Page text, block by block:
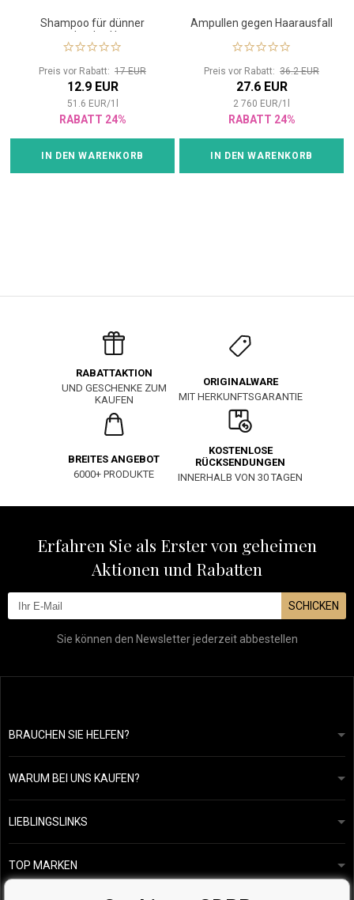
Shampoo für dünner
werdendes Haar
Preis vor Rabatt: 17 EUR
12.9 EUR
51.6 EUR/1
RABATT 24%
IN DEN WARENKORB
Ampullen gegen Haarausfall
Preis vor Rabatt: 36.2 EUR
27.6 EUR
2 760 EUR/1
RABATT 24%
IN DEN WARENKORB
RABATTAKTION
UND GESCHENKE ZUM
KAUFEN
ORIGINALWARE
MIT HERKUNFTSGARANTIE
BREITES ANGEBOT
6000+ PRODUKTE
KOSTENLOSE
RÜCKSENDUNGEN
INNERHALB VON 30 TAGEN
Erfahren Sie als Erster von geheimen
Aktionen und Rabatten
SCHICKEN
Sie können den Newsletter jederzeit abbestellen
BRAUCHEN SIE HELFEN?
info@mapeja.de
Wir werden innerhalb von 24 Stunden antworten.
WARUM BEI UNS KAUFEN?
Allgemeine geschäftsbedingungen
Datenschutzerklärung
Übersicht über Zahlungen und Versand
Rückgabe von Waren
LIEBLINGSLINKS
Unsere Geschichte
Kostenlose Produktproben
TOP MARKEN
Kérastase